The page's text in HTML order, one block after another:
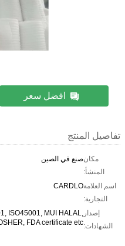
افضل سعر
تفاصيل المنتج
مكان
المنشأ:
صنع في الصين
اسم العلامة
التجارية:
CARDLO
إصدار
الشهادات:
ISO45001, MUI HALAL,
FDA certificate etc.